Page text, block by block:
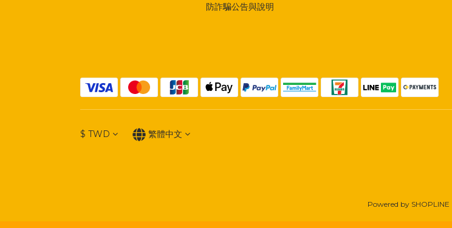
防詐騙公告與說明
$ TWD 繁體中文
Powered by SHOPLINE